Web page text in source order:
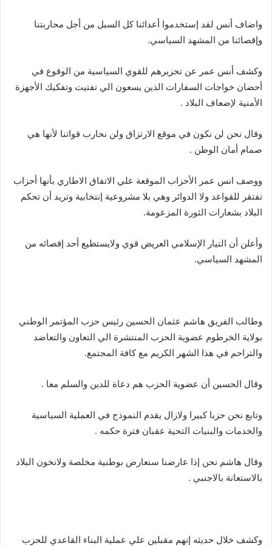
واضاف أنس لقد إستخدموا أعدائنا كل السبل من أجل محاربتنا
وإقصائنا من المشهد السياسي.
وكشف أنس عمر عن تحزيرهم للقوي السياسية من الوقوع في
أحضان خواجات السفارات الذين يسعون الي تفتيت وتفكيك الأجهزة
الأمنية لإضعاف البلاد .
وقال نحن لن نكون في موقع الارتزاق ولن نحارب قواتنا لأنها هي
صمام أمان الوطن .
ووصف انس عمر الأحزاب الموقعة علي الاتفاق الاطاري بأنها أحزاب
تفتقر للقواعد ولا الدوائر وهي بلا مشروعية إنتخابية وتريد أن تحكم
البلاد بشعارات الثورة المزعومة.
وأعلن أن التيار الإسلامي العريض قوي ولايستطيع أحد إقصائه من
المشهد السياسي.
وطالب الفريق هاشم عثمان الحسين رئيس حزب المؤتمر الوطني
بولاية الخرطوم عضوية الحزب المنتشرة الي التعاون والتعاضد
والتراحم في هذا الشهر الكريم مع كافة المجتمع.
وقال الحسين أن عضوية الحزب هم دعاة للدين والسلم معا .
وتابع نحن حزبا كبيرا ولازال يقدم النموذج في العملية السياسية
والخدمات والبنيات التحية عقبان فترة حكمه .
وقال هاشم نحن إذا عارضنا سنعارض بوطنية مخلصة ولانخون البلاد
بالاستعانة بالاجنبي .
وكشف خلال حديثه إنهم مقبلين علي عملية البناء القاعدي للحزب